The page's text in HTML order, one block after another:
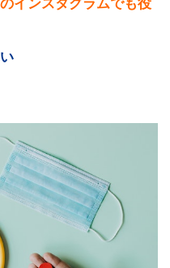
インスタグラムでも役